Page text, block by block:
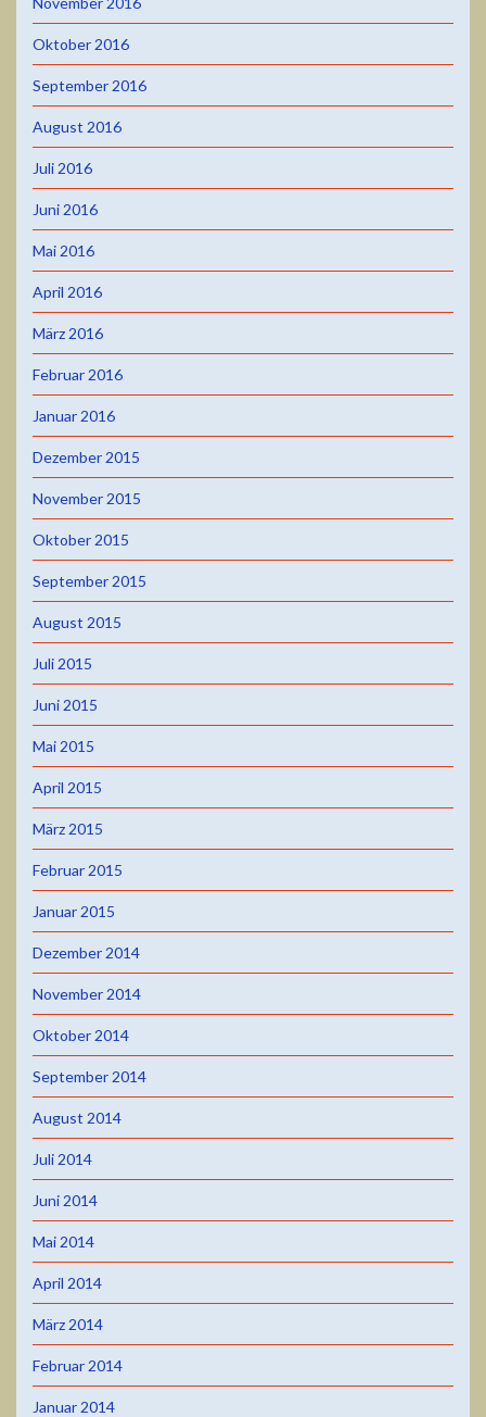
Oktober 2016
September 2016
August 2016
Juli 2016
Juni 2016
Mai 2016
April 2016
März 2016
Februar 2016
Januar 2016
Dezember 2015
November 2015
Oktober 2015
September 2015
August 2015
Juli 2015
Juni 2015
Mai 2015
April 2015
März 2015
Februar 2015
Januar 2015
Dezember 2014
November 2014
Oktober 2014
September 2014
August 2014
Juli 2014
Juni 2014
Mai 2014
April 2014
März 2014
Februar 2014
Januar 2014